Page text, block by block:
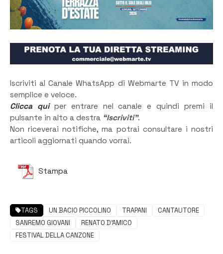
Iscriviti al Canale WhatsApp di Webmarte TV in modo
semplice e veloce.
Clicca quiper entrare nel canale e quindi premi il
pulsante in alto a destra “Iscriviti”.
Non riceverai notifiche, ma potrai consultare i nostri
articoli aggiornati quando vorrai.
Stampa
TAGS UN BACIO PICCOLINO TRAPANI
CANTAUTORE
SANREMO GIOVANI
RENATO D'AMICO
FESTIVAL DELLA CANZONE